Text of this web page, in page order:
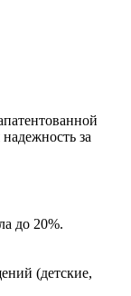
за
до 20%.
(детские,